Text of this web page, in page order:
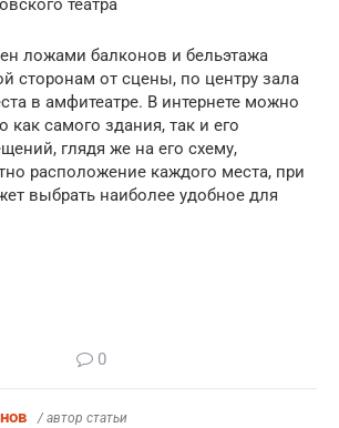
театра
ложами балконов и бельэтажа
сторонам от сцены, по центру зала
в амфитеатре. В интернете можно
как самого здания, так и его
глядя же на его схему,
расположение каждого места, при
выбрать наиболее удобное для
0
/ автор статьи